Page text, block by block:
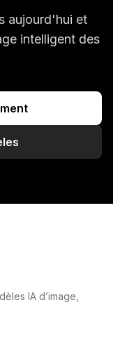
aujourd'hui et
intelligent des
IA d’image,